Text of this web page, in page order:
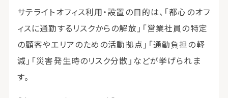
サテライトオフィス利用・設置の目的は、「都心のオフ
ィスに通勤するリスクからの解放」「営業社員の特定
の顧客やエリアのための活動拠点」「通勤負担の軽
減」「災害発生時のリスク分散」などが挙げられま
す。